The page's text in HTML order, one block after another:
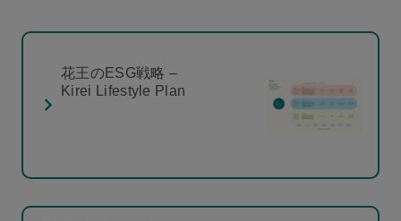
花王のESG戦略 –
Kirei Lifestyle Plan